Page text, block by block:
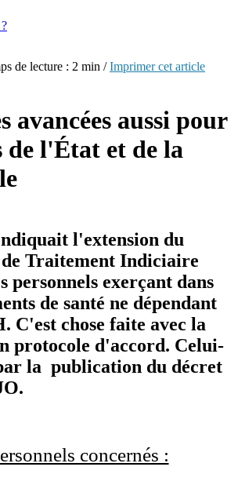
de lecture : 2 min /Imprimer cet article
avancées aussi pour
de l'État et de la
l'extension du
Traitement Indiciaire
personnels exerçant dans
de santé ne dépendant
C'est chose faite avec la
protocole d'accord. Celui-
la publication du décret
concernés :